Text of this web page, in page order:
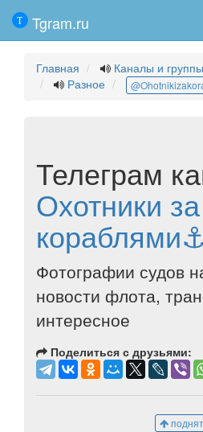
Tgram.ru
Главная
Каналы и
Разное
Телеграм
Охотники за
Фотографии судов
новости флота,
интересное
Поделиться с друзьями: